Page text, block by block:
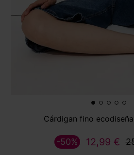
Cárdigan fino
12,99 €
-50%